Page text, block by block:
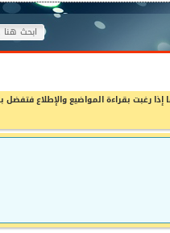
إذا رغبت بقراءة المواضيع والإطلاع فتفضل